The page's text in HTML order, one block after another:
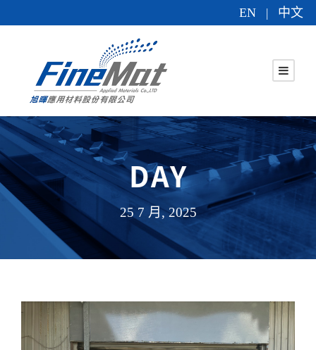
EN | 中文
DAY
25 7 月, 2025